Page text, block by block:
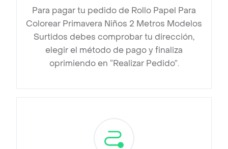
Para pagar tu pedido de Rollo Papel Para
Colorear Primavera Niños 2 Metros Modelos
Surtidos debes comprobar tu dirección,
elegir el método de pago y finaliza
oprimiendo en “Realizar Pedido”.